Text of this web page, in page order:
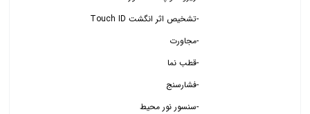
-قطب نما
-سنسور نور محیط